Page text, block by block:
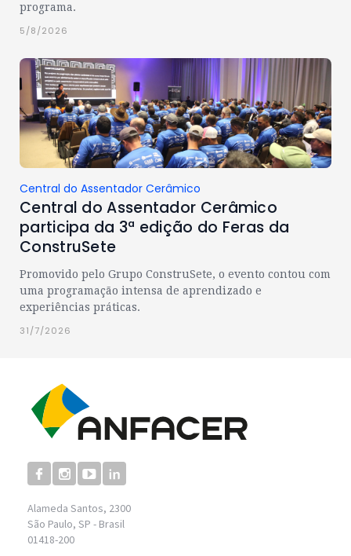
programa.
5/8/2026
Central do Assentador Cerâmico
Central do Assentador Cerâmico
participa da 3ª edição do Feras da
ConstruSete
Promovido pelo Grupo ConstruSete, o evento contou com
uma programação intensa de aprendizado e
experiências práticas.
31/7/2026
Alameda Santos, 2300
São Paulo, SP - Brasil
01418-200